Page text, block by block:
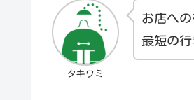
タキワミ
お店へ
最短の